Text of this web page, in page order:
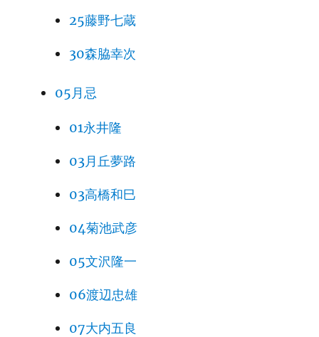
25藤野七蔵
30森脇幸次
05月忌
01永井隆
03月丘夢路
03高橋和巳
04菊池武彦
05文沢隆一
06渡辺忠雄
07大内五良